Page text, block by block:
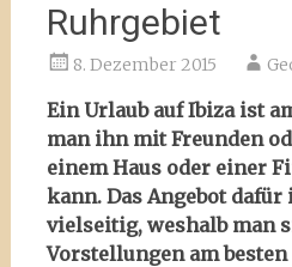
Ruhrgebiet
8. Dezember 2015
Ein Urlaub auf Ibiza ist
man ihn mit Freunden
einem Haus oder einer
kann. Das Angebot
vielseitig, weshalb man
Vorstellungen am